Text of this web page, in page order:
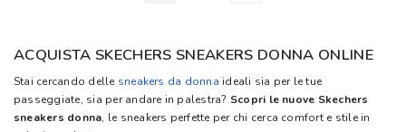
ACQUISTA SKECHERS SNEAKERS DONNA ONLINE
Stai cercando delle sneakers da donna ideali sia per le tue
passeggiate, sia per andare in palestra? Scopri le nuove Skechers
sneakers donna, le sneakers perfette per chi cerca comfort e stile in